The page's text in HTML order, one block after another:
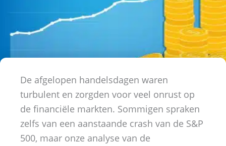
De afgelopen handelsdagen waren
turbulent en zorgden voor veel onrust op
de financiële markten. Sommigen spraken
zelfs van een aanstaande crash van de S&P
500, maar onze analyse van de